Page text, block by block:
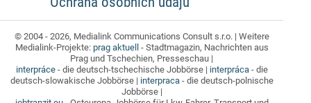
© 2004 - 2026, Medialink Communications Consult s.r.o. | Weitere
Medialink-Projekte: prag aktuell - Stadtmagazin, Nachrichten aus
Prag und Tschechien, Presseschau |
interpráce- die deutsch-tschechische Jobbörse | interpráca- die
deutsch-slowakische Jobbörse | interpraca- die deutsch-polnische
Jobbörse |